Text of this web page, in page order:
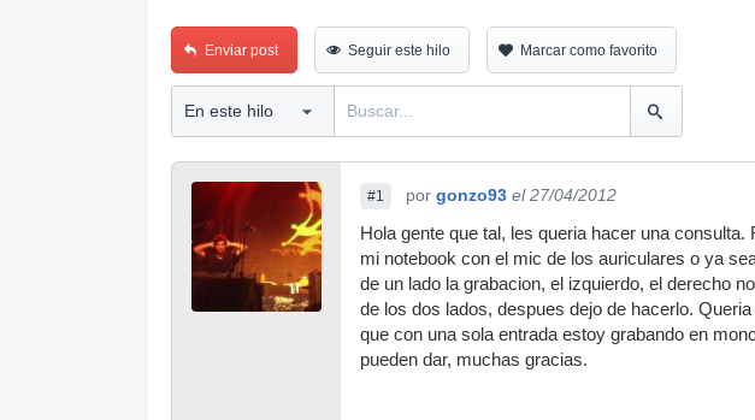
Enviar post Seguir este hilo Marcar como favorito
#1 por gonzo93 el 27/04/2012
Hola gente que tal, les queria hacer una
mi notebook con el mic de los auriculares o ya
de un lado la grabacion, el izquierdo, el derecho
de los dos lados, despues dejo de hacerlo.
que con una sola entrada estoy grabando en
pueden dar, muchas gracias.